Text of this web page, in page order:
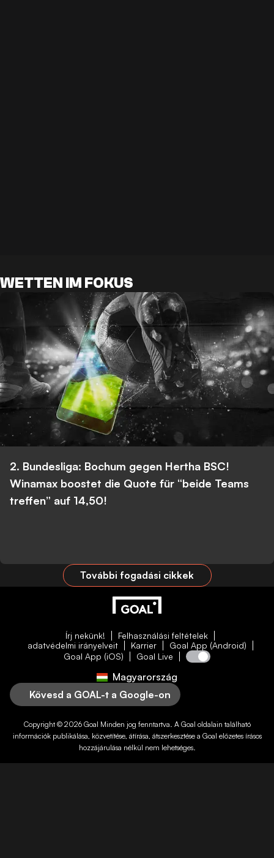
WETTEN IM FOKUS
2. Bundesliga: Bochum gegen Hertha BSC!
Winamax boostet die Quote für “beide Teams
treffen” auf 14,50!
További fogadási cikkek
Írj nekünk!
Felhasználási feltételek
adatvédelmi irányelveit
Karrier
Goal App (Android)
Goal App (iOS)
Goal Live
Magyarország
Kövesd a GOAL-t a Google-on
Copyright © 2026 Goal Minden jog fenntartva. A Goal oldalain található
információk publikálása, közvetítése, átírása, átszerkesztése a Goal előzetes írásos
hozzájárulása nélkül nem lehetséges.